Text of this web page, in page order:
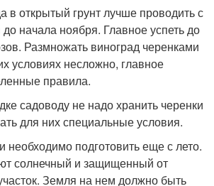
в открытый грунт лучше проводить с
начала ноября. Главное успеть до
Размножать виноград черенками
условиях несложно, главное
правила.
садоводу не надо хранить черенки
для них специальные условия.
необходимо подготовить еще с лето.
солнечный и защищенный от
Земля на нем должно быть